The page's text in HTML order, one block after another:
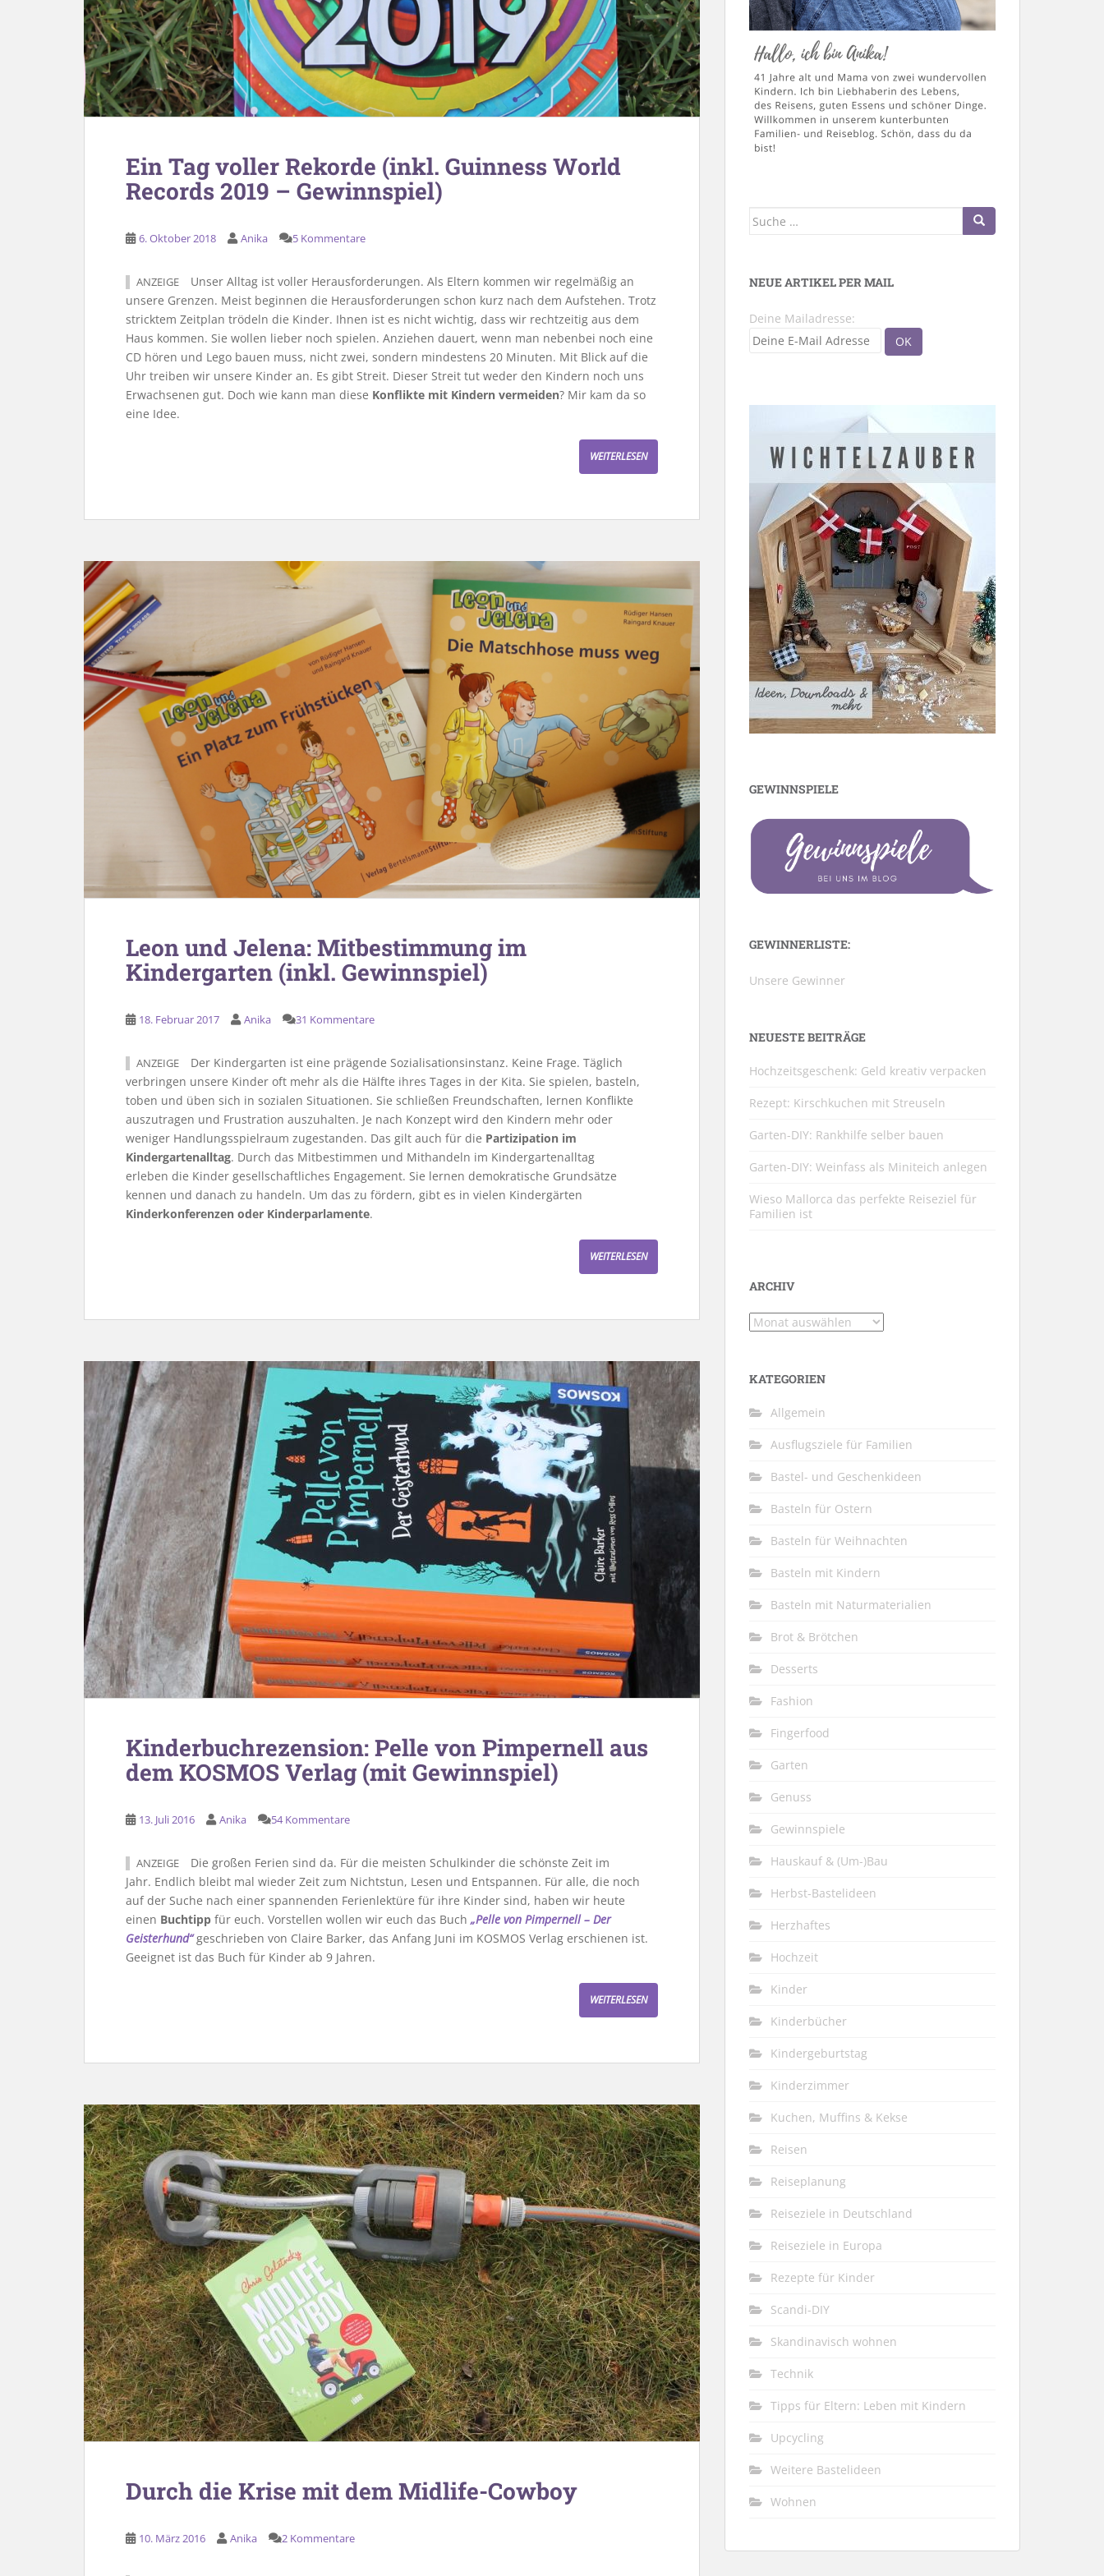
Ein Tag voller Rekorde (inkl. Guinness World
Records 2019 – Gewinnspiel)
6. Oktober 2018 Anika 5 Kommentare
ANZEIGE
Unser Alltag ist voller Herausforderungen. Als Eltern kommen wir regelmäßig an
unsere Grenzen. Meist beginnen die Herausforderungen schon kurz nach dem Aufstehen. Trotz
stricktem Zeitplan trödeln die Kinder. Ihnen ist es nicht wichtig, dass wir rechtzeitig aus dem
Haus kommen. Sie wollen lieber noch spielen. Anziehen dauert, wenn man nebenbei noch eine
CD hören und Lego bauen muss, nicht zwei, sondern mindestens 20 Minuten. Mit Blick auf die
Uhr treiben wir unsere Kinder an. Es gibt Streit. Dieser Streit tut weder den Kindern noch uns
Erwachsenen gut. Doch wie kann man diese Konflikte mit Kindern vermeiden? Mir kam da so
eine Idee.
WEITERLESEN
Leon und Jelena: Mitbestimmung im
Kindergarten (inkl. Gewinnspiel)
18. Februar 2017 Anika 31 Kommentare
ANZEIGE
Der Kindergarten ist eine prägende Sozialisationsinstanz. Keine Frage. Täglich
verbringen unsere Kinder oft mehr als die Hälfte ihres Tages in der Kita. Sie spielen, basteln,
toben und üben sich in sozialen Situationen. Sie schließen Freundschaften, lernen Konflikte
auszutragen und Frustration auszuhalten. Je nach Konzept wird den Kindern mehr oder
weniger Handlungsspielraum zugestanden. Das gilt auch für die Partizipation im
Kindergartenalltag. Durch das Mitbestimmen und Mithandeln im Kindergartenalltag
erleben die Kinder gesellschaftliches Engagement. Sie lernen demokratische Grundsätze
kennen und danach zu handeln. Um das zu fördern, gibt es in vielen Kindergärten
Kinderkonferenzen oder Kinderparlamente.
WEITERLESEN
Kinderbuchrezension: Pelle von Pimpernell aus
dem KOSMOS Verlag (mit Gewinnspiel)
13. Juli 2016 Anika 54 Kommentare
ANZEIGE
Die großen Ferien sind da. Für die meisten Schulkinder die schönste Zeit im
Jahr. Endlich bleibt mal wieder Zeit zum Nichtstun, Lesen und Entspannen. Für alle, die noch
auf der Suche nach einer spannenden Ferienlektüre für ihre Kinder sind, haben wir heute
einen Buchtipp für euch. Vorstellen wollen wir euch das Buch „Pelle von Pimpernell – Der
Geisterhund“geschrieben von Claire Barker, das Anfang Juni im KOSMOS Verlag erschienen ist.
Geeignet ist das Buch für Kinder ab 9 Jahren.
WEITERLESEN
Durch die Krise mit dem Midlife-Cowboy
10. März 2016 Anika 2 Kommentare
Suche
NEUE ARTIKEL PER MAIL
Deine Mailadresse:
GEWINNSPIELE
GEWINNERLISTE:
Unsere Gewinner
NEUESTE BEITRÄGE
Hochzeitsgeschenk: Geld kreativ verpacken
Rezept: Kirschkuchen mit Streuseln
Garten-DIY: Rankhilfe selber bauen
Garten-DIY: Weinfass als Miniteich anlegen
Wieso Mallorca das perfekte Reiseziel für
Familien ist
ARCHIV
Archiv
KATEGORIEN
Allgemein
Ausflugsziele für Familien
Bastel- und Geschenkideen
Basteln für Ostern
Basteln für Weihnachten
Basteln mit Kindern
Basteln mit Naturmaterialien
Brot & Brötchen
Desserts
Fashion
Fingerfood
Garten
Genuss
Gewinnspiele
Hauskauf & (Um-)Bau
Herbst-Bastelideen
Herzhaftes
Hochzeit
Kinder
Kinderbücher
Kindergeburtstag
Kinderzimmer
Kuchen, Muffins & Kekse
Reisen
Reiseplanung
Reiseziele in Deutschland
Reiseziele in Europa
Rezepte für Kinder
Scandi-DIY
Skandinavisch wohnen
Technik
Tipps für Eltern: Leben mit Kindern
Upcycling
Weitere Bastelideen
Wohnen